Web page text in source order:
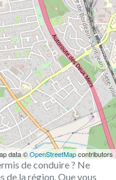
data ©OpenStreetMapcontributors
de conduire ? Ne
de la région. Que vous